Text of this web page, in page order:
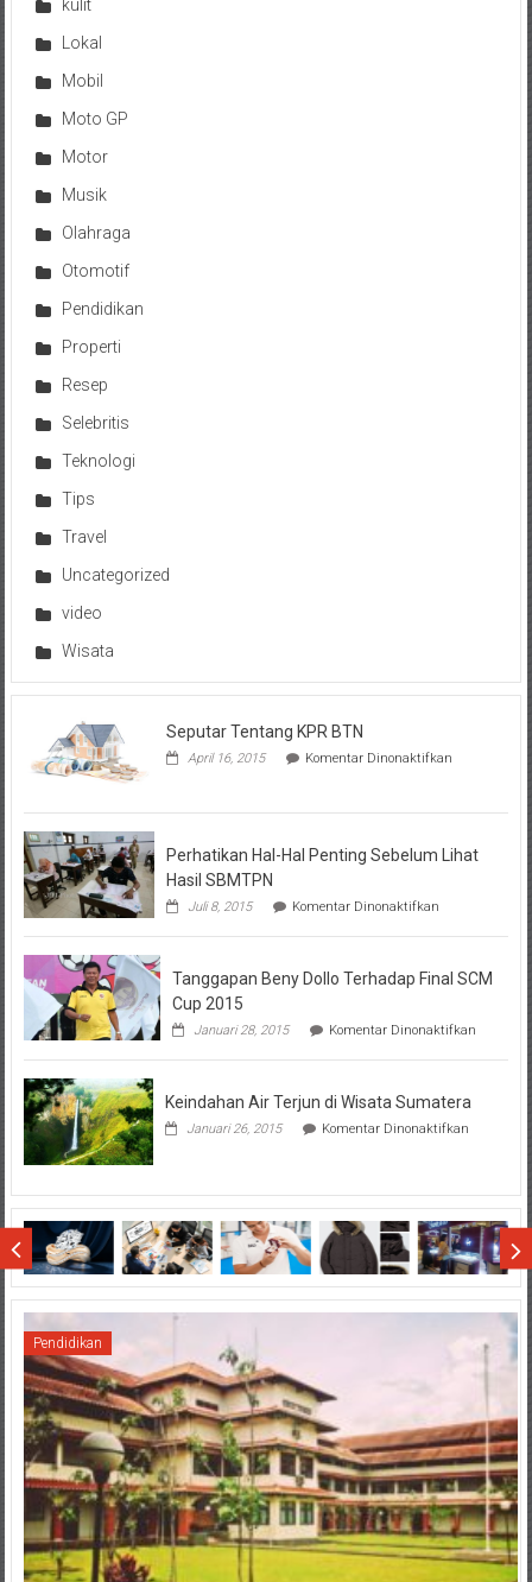
kulit
Lokal
Mobil
Moto GP
Motor
Musik
Olahraga
Otomotif
Pendidikan
Properti
Resep
Selebritis
Teknologi
Tips
Travel
Uncategorized
video
Wisata
Seputar Tentang KPR BTN
April 16, 2015 Komentar Dinonaktifkanpada
KPR
Perhatikan Hal-Hal Penting Sebelum Lihat
Hasil SBMTPN
Juli 8, 2015 Komentar Dinonaktifkanpada
Hal-
Penting
Hasil
Tanggapan Beny Dollo Terhadap Final SCM
Cup 2015
Januari 28, 2015 Komentar Dinonaktifkanpada
Beny
Keindahan Air Terjun di Wisata Sumatera
Januari 26, 2015 Komentar Dinonaktifkanpada
di
Wisata
Sumatera
Pendidikan